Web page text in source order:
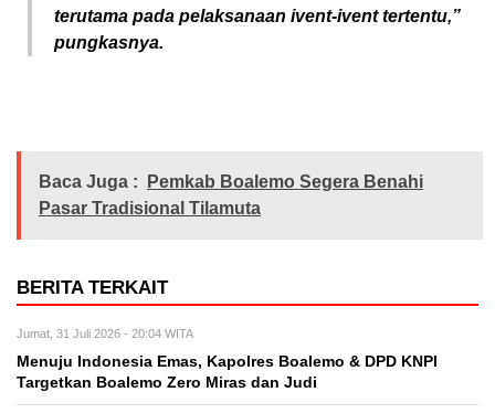
terutama pada pelaksanaan ivent-ivent tertentu,”
pungkasnya.
Baca Juga :
Pemkab Boalemo Segera Benahi
Pasar Tradisional Tilamuta
BERITA TERKAIT
Jumat, 31 Juli 2026 - 20:04 WITA
Menuju Indonesia Emas, Kapolres Boalemo & DPD KNPI
Targetkan Boalemo Zero Miras dan Judi